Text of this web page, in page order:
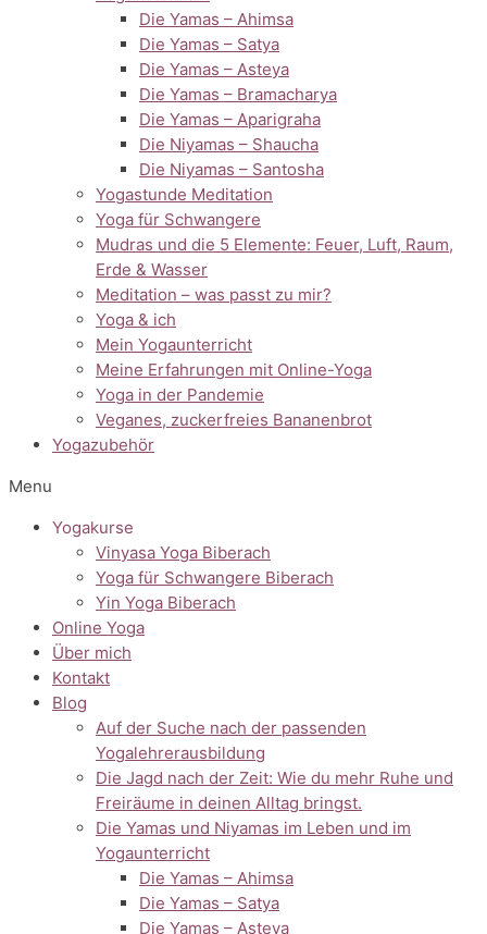
Die Yamas – Ahimsa
Die Yamas – Satya
Die Yamas – Asteya
Die Yamas – Bramacharya
Die Yamas – Aparigraha
Die Niyamas – Shaucha
Die Niyamas – Santosha
Yogastunde Meditation
Yoga für Schwangere
Mudras und die 5 Elemente: Feuer, Luft, Raum,
Erde & Wasser
Meditation – was passt zu mir?
Yoga & ich
Mein Yogaunterricht
Meine Erfahrungen mit Online-Yoga
Yoga in der Pandemie
Veganes, zuckerfreies Bananenbrot
Yogazubehör
Menu
Yogakurse
Vinyasa Yoga Biberach
Yoga für Schwangere Biberach
Yin Yoga Biberach
Online Yoga
Über mich
Kontakt
Blog
Auf der Suche nach der passenden
Yogalehrerausbildung
Die Jagd nach der Zeit: Wie du mehr Ruhe und
Freiräume in deinen Alltag bringst.
Die Yamas und Niyamas im Leben und im
Yogaunterricht
Die Yamas – Ahimsa
Die Yamas – Satya
Die Yamas – Asteya